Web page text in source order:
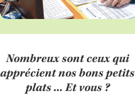
Nombreux sont ceux qui
apprécient nos bons petits
plats ... Et vous ?